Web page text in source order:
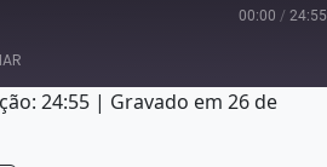
episódio
30 seconds
00:00 / 24:55
24:55 | Gravado em 26 de